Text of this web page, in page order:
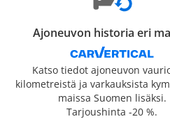
Ajoneuvon historia eri
Katso tiedot ajoneuvon
kilometreistä ja varkauksista
maissa Suomen lisäksi.
Tarjoushinta -20 %.